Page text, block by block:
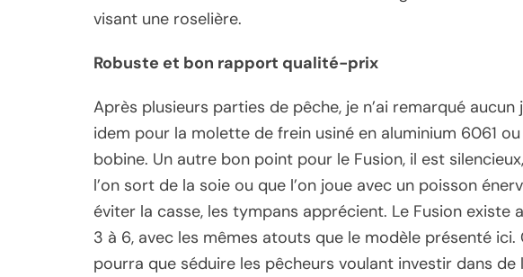
visant une roselière.
Robuste et bon rapport qualité-prix
Après plusieurs parties de pêche, je n’ai remarqué
idem pour la molette de frein usiné en aluminium 6061
bobine. Un autre bon point pour le Fusion, il est
l’on sort de la soie ou que l’on joue avec un poisson
éviter la casse, les tympans apprécient. Le Fusion existe
3 à 6, avec les mêmes atouts que le modèle présenté
pourra que séduire les pêcheurs voulant investir dans